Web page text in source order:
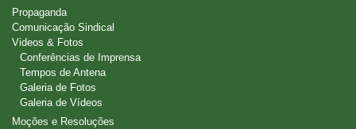
Propaganda
Comunicação Sindical
Videos & Fotos
Conferências de Imprensa
Tempos de Antena
Galeria de Fotos
Galeria de Vídeos
Moções e Resoluções